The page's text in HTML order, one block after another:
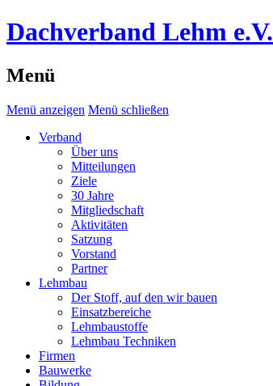
Dachverband Lehm e.V.
Menü
Menü anzeigen Menü schließen
Verband
Über uns
Mitteilungen
Ziele
30 Jahre
Mitgliedschaft
Aktivitäten
Satzung
Vorstand
Partner
Lehmbau
Der Stoff, auf den wir bauen
Einsatzbereiche
Lehmbaustoffe
Lehmbau Techniken
Firmen
Bauwerke